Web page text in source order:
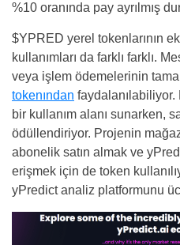
%10 oranında pay ayrılmış
$YPRED yerel tokenlarının
kullanımları da farklı farklı.
veya işlem ödemelerinin
tokenından
bir kullanım alanı sunarken,
ödüllendiriyor. Projenin
abonelik satın almak ve
erişmek için de token
yPredict analiz platformunu